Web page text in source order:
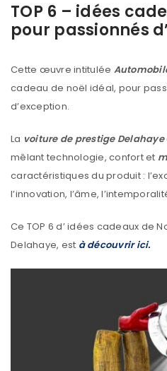
TOP 6 – idées
pour passionnés
Cette œuvre intitulée
cadeau de noël idéal, pour
d’exception.
La voiture de prestige Delahaye
mêlant technologie, confort et
caractéristiques du produit :
l’innovation, l’âme,
Ce TOP 6 d’ idées cadeaux de
Delahaye, est à découvrir ici.